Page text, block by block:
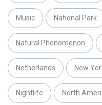
Music National Park
Natural Phenomenon
Netherlands New
Nightlife North